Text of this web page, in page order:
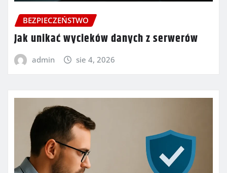
BEZPIECZEŃSTWO
Jak unikać wycieków danych z serwerów
admin sie 4, 2026